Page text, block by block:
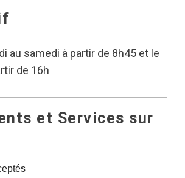
au samedi à partir de 8h45 et le
de 16h
et Services sur